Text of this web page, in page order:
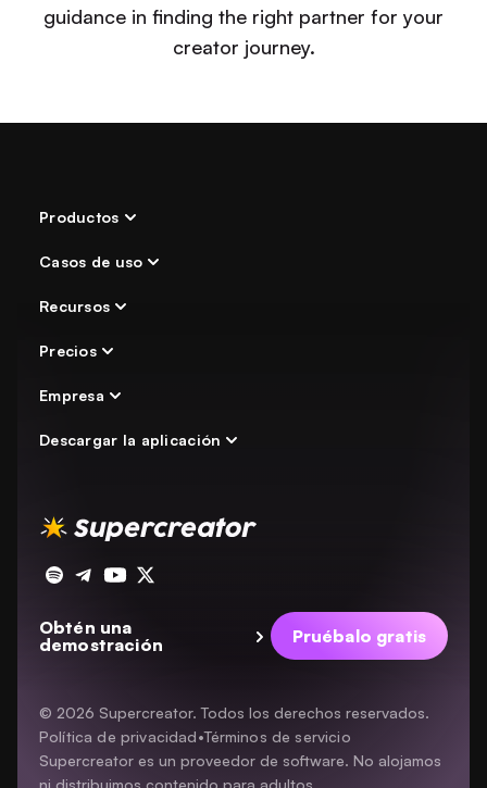
guidance in finding the right partner for your
creator journey.
Productos
IA Chatter
Automatización del chat
Inicio de sesión seguro
Casos de uso
Creador independiente
Agencia
Recursos
Academia OnlyFans
Directorio de agencias
Comparaciones
Precios
Precios
Empresa
Acerca de nosotros
Términos de servicio
Descargar la aplicación
Descargar para Windows
Descargar para dispositivos móviles
Obtén una
demostración
Pruébalo gratis
© 2026 Supercreator. Todos los derechos reservados.
Política de privacidad•Términos de servicio
Supercreator es un proveedor de software. No alojamos
ni distribuimos contenido para adultos.